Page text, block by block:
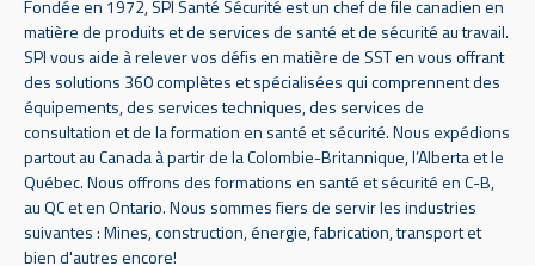
Fondée en 1972, SPI Santé Sécurité est un chef de file canadien en
matière de produits et de services de santé et de sécurité au travail.
SPI vous aide à relever vos défis en matière de SST en vous offrant
des solutions 360 complètes et spécialisées qui comprennent des
équipements, des services techniques, des services de
consultation et de la formation en santé et sécurité. Nous expédions
partout au Canada à partir de la Colombie-Britannique, l’Alberta et le
Québec. Nous offrons des formations en santé et sécurité en C-B,
au QC et en Ontario. Nous sommes fiers de servir les industries
suivantes : Mines, construction, énergie, fabrication, transport et
bien d'autres encore!